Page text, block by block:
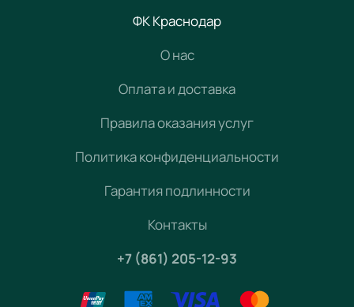
ФК Краснодар
О нас
Оплата и доставка
Правила оказания услуг
Политика конфиденциальности
Гарантия подлинности
Контакты
+7 (861) 205-12-93